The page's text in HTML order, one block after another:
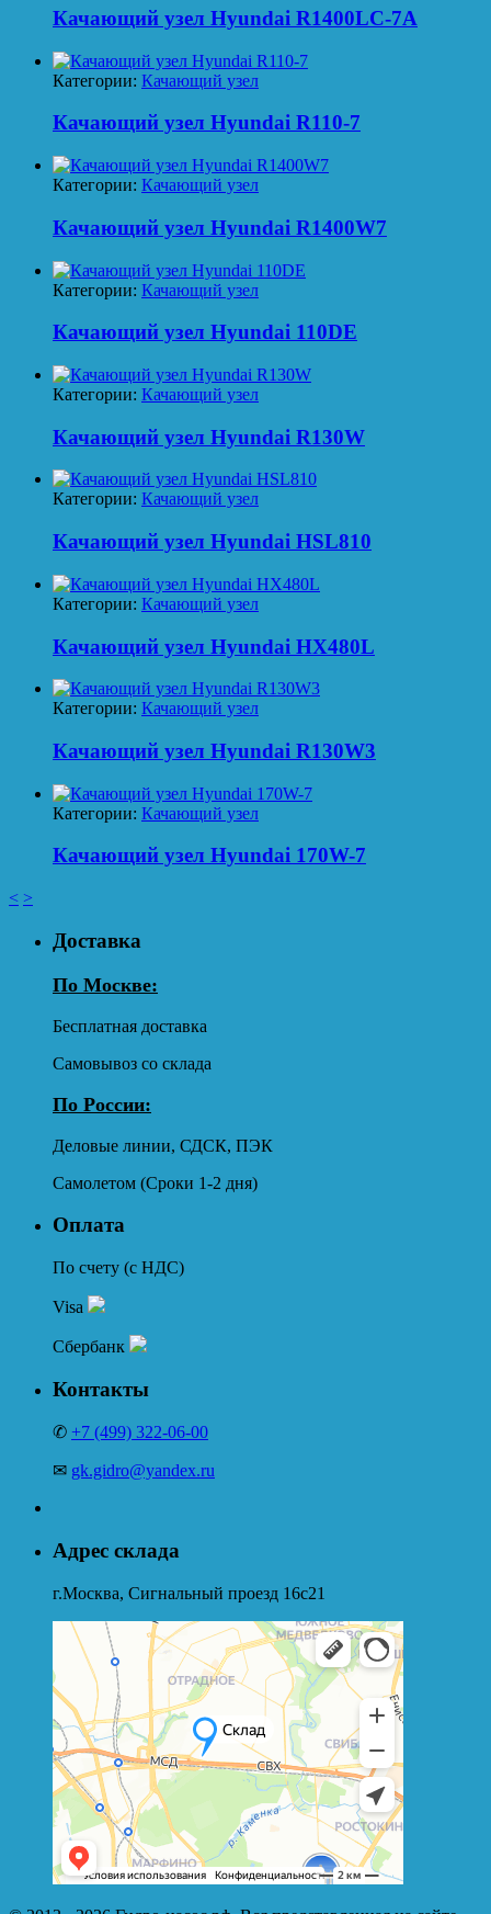
Качающий узел Hyundai R1400LC-7A
Категории: Качающий узел
Качающий узел Hyundai R110-7
Категории: Качающий узел
Качающий узел Hyundai R1400W7
Категории: Качающий узел
Качающий узел Hyundai 110DE
Категории: Качающий узел
Качающий узел Hyundai R130W
Категории: Качающий узел
Качающий узел Hyundai HSL810
Категории: Качающий узел
Качающий узел Hyundai HX480L
Категории: Качающий узел
Качающий узел Hyundai R130W3
Категории: Качающий узел
Качающий узел Hyundai 170W-7
< >
Доставка
По Москве:
Бесплатная доставка
Самовывоз со склада
По России:
Деловые линии, СДСК, ПЭК
Самолетом (Сроки 1-2 дня)
Оплата
По счету (с НДС)
Visa
Сбербанк
Контакты
✆ +7 (499) 322-06-00
✉ gk.gidro@yandex.ru
Адрес склада
г.Москва, Сигнальный проезд 16с21